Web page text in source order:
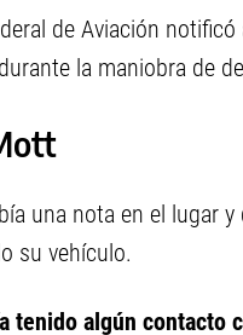
de Aviación
la maniobra de
una nota en el lugar
su vehículo.
tenido algún contacto